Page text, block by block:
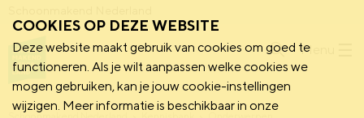
Menu
COOKIES OP DEZE WEBSITE
Deze website maakt gebruik van cookies om goed te
functioneren. Als je wilt aanpassen welke cookies we
mogen gebruiken, kan je jouw cookie-instellingen
wijzigen. Meer informatie is beschikbaar in onze